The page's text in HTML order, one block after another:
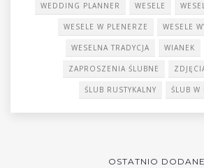
WEDDING PLANNER WESELE
WESELE W PLENERZE WESELE
WESELNA TRADYCJA WIANEK
ZAPROSZENIA ŚLUBNE
ŚLUB RUSTYKALNY ŚLUB W
OSTATNIO DODANE